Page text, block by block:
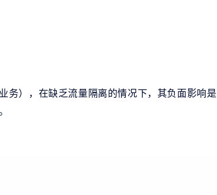
务），在缺乏流量隔离的情况下，其负面影响是